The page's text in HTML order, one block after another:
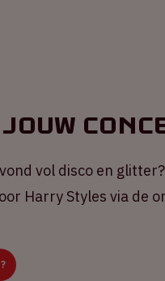
vol disco en
Harry Styles via de